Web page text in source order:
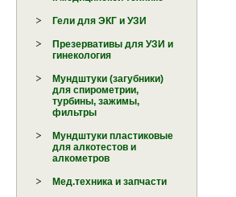
Гели для ЭКГ и УЗИ
Презервативы для УЗИ и
гинекология
Мундштуки (загубники)
для спирометрии,
турбины, зажимы,
фильтры
Мундштуки пластиковые
для алкотестов и
алкометров
Мед.техника и запчасти